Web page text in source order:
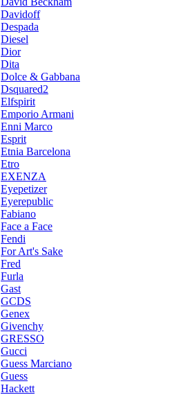
Davidoff
Despada
Diesel
Dior
Dita
Dolce & Gabbana
Dsquared2
Elfspirit
Emporio Armani
Enni Marco
Esprit
Etnia Barcelona
Etro
EXENZA
Eyepetizer
Eyerepublic
Fabiano
Face a Face
Fendi
For Art's Sake
Fred
Furla
Gast
GCDS
Genex
Givenchy
GRESSO
Gucci
Guess Marciano
Guess
Hackett